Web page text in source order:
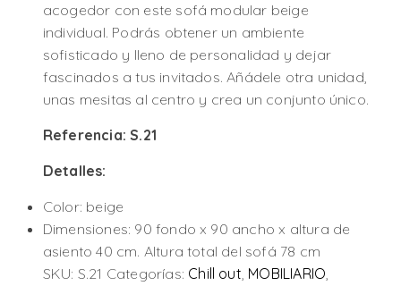
acogedor con este sofá modular beige
individual. Podrás obtener un ambiente
sofisticado y lleno de personalidad y dejar
fascinados a tus invitados. Añádele otra unidad,
unas mesitas al centro y crea un conjunto único.
Referencia: S.21
Detalles:
Color: beige
Dimensiones: 90 fondo x 90 ancho x altura de
asiento 40 cm. Altura total del sofá 78 cm
SKU: S.21 Categorías: Chill out, MOBILIARIO,